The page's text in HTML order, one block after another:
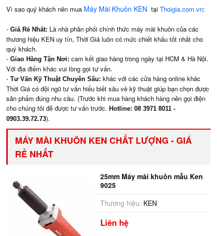
Vì sao quý khách nên mua Máy Mài Khuôn KEN tạiThoigia.com.vn:
-Giá Rẻ Nhất: Là nhà phân phối chính thức máy mài khuôn của các
thương hiệu KEN uy tín, Thời Giá luôn có mức chiết khấu tốt nhất cho
quý khách.
-Giao Hàng Tận Nơi:cam kết giao hàng trong ngày tại HCM & Hà Nội.
Với địa điểm khác vui lòng gọi tư vấn.
-Tư Vấn Kỹ Thuật Chuyên Sâu: khác với các cửa hàng online khác
Thời Giá có đội ngũ tư vấn hiểu biết sâu về kỹ thuật giúp bạn chọn được
sản phẩm đúng nhu cầu. (Trước khi mua hàng khách hàng nên gọi điện
cho chúng tôi đễ được tư vấn trước.Hotline: 08 3971 8011 -
0903.39.72.73).
MÁY MÀI KHUÔN KEN CHẤT LƯỢNG - GIÁ
RẺ NHẤT
25mm Máy mài khuôn mẫu Ken
9025
Thương hiệu: KEN
Liên hệ